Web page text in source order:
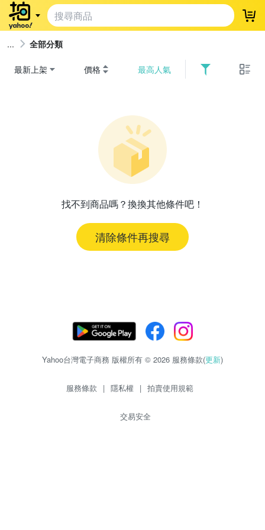
登
全部分類
最新上架 價格 最高人氣
找不到商品嗎？換換其他條件吧！
清除條件再搜尋
Yahoo台灣電子商務 版權所有 © 2026 服務條款(更新)
服務條款 | 隱私權 | 拍賣使用規範
交易安全